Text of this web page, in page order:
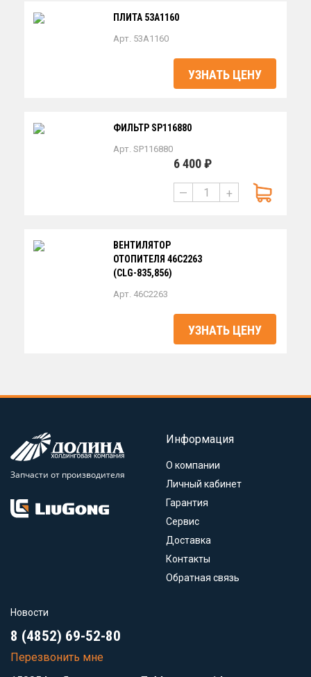
ПЛИТА 53A1160
Арт. 53A1160
УЗНАТЬ ЦЕНУ
ФИЛЬТР SP116880
Арт. SP116880
6 400 ₽
— +
ВЕНТИЛЯТОР
ОТОПИТЕЛЯ 46С2263
(CLG-835,856)
Арт. 46C2263
УЗНАТЬ ЦЕНУ
Запчасти от производителя
Информация
О компании
Личный кабинет
Гарантия
Сервис
Доставка
Контакты
Обратная связь
Новости
8 (4852) 69-52-80
Перезвонить мне